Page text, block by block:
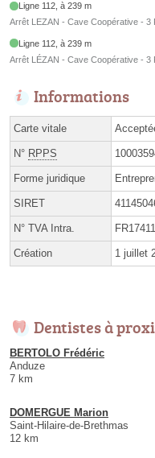
Ligne 112, à 239 m
Arrêt LEZAN - Cave Coopérative - 3
Ligne 112, à 239 m
Arrêt LÉZAN - Cave Coopérative - 3
Informations
Carte vitale
N° RPPS
Forme juridique
SIRET
N° TVA Intra.
Création 1 juillet
Dentistes à
BERTOLO Frédéric
Anduze
7 km
DOMERGUE Marion
Saint-Hilaire-de-Brethmas
12 km